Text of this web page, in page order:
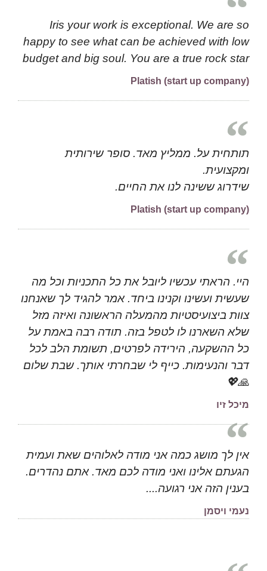
Iris your work is exceptional. We are so
happy to see what can be achieved with low
budget and big soul. You are a true rock star
Platish (start up company)
תותחית על. ממליץ מאד. סופר שירותית
ומקצועית.
שידרוג ששינה לנו את החיים.
Platish (start up company)
היי. הראתי עכשיו ליובל את כל התכניות וכל מה
שעשית ועשינו וקנינו ביחד. אמר להגיד לך שאנחנו
צוות ביצועיסטיות מהמעלה הראשונה ואיזה מזל
שלא השארנו לו לטפל בזה. תודה רבה באמת על
כל ההשקעה, הירידה לפרטים, תשומת הלב לכל
דבר והנעימות. כייף לי שבחרתי אותך. שבת שלום
🙏💖
מיכל זיו
אין לך מושג כמה אני מודה לאלוהים שאת ועמית
הגעתם אלינו ואני מודה לכם מאד. אתם נהדרים.
בענין הזה אני רגועה....
נעמי ויסמן